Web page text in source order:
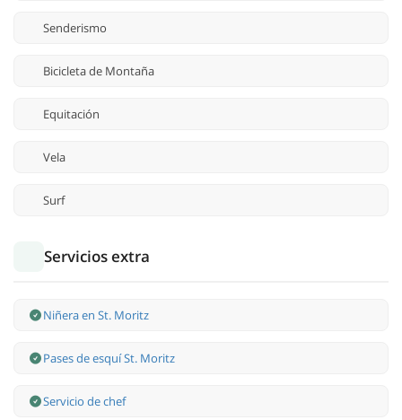
Senderismo
Bicicleta de Montaña
Equitación
Vela
Surf
Servicios extra
Niñera en St. Moritz
Pases de esquí St. Moritz
Servicio de chef